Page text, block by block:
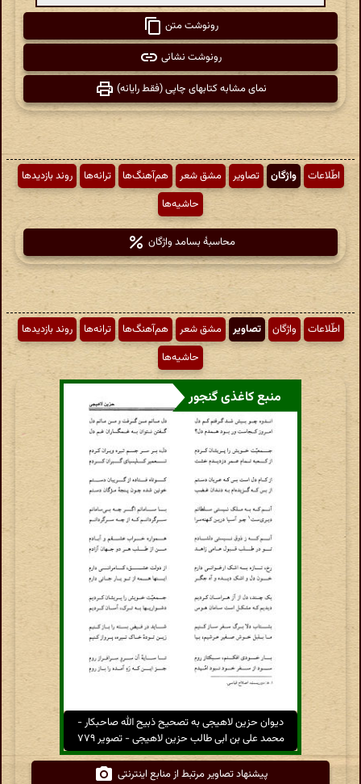
رونوشت متن
رونوشت نشانی
نمای مشابه کتابهای چاپی (فقط رایانه)
اطّلاعات واژگان تصاویر مشق شعر هم‌آهنگ‌ها ترانه‌ها
روند بازدیدها
حاشیه‌ها
محاسبهٔ بسامد واژگان
اطّلاعات واژگان تصاویر مشق شعر هم‌آهنگ‌ها ترانه‌ها
روند بازدیدها
حاشیه‌ها
منبع کاغذی گنجور
دیوان حزین لاهیجی به تصحیح ذبیح الله صاحبکار -
محمد علی بن ابی طالب حزین لاهیجی - تصویر ۷۷۹
پیشنهاد تصاویر مرتبط از منابع اینترنتی